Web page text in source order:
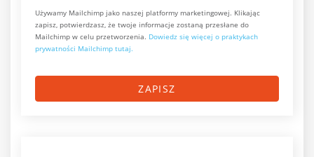
Używamy Mailchimp jako naszej platformy marketingowej. Klikając
zapisz, potwierdzasz, że twoje informacje zostaną przesłane do
Mailchimp w celu przetworzenia. Dowiedz się więcej o praktykach
prywatności Mailchimp tutaj.
ZAPISZ